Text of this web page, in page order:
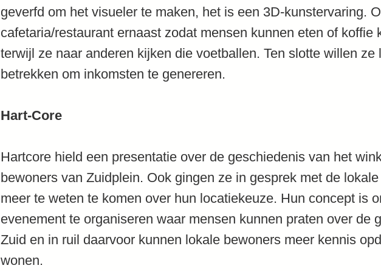
geverfd om het visueler te maken, het is een 3D-kunstervaring.
cafetaria/restaurant ernaast zodat mensen kunnen eten of koffie
terwijl ze naar anderen kijken die voetballen. Ten slotte willen ze
betrekken om inkomsten te genereren.
Hart-Core
Hartcore hield een presentatie over de geschiedenis van het
bewoners van Zuidplein. Ook gingen ze in gesprek met de
meer te weten te komen over hun locatiekeuze. Hun concept is
evenement te organiseren waar mensen kunnen praten over de
Zuid en in ruil daarvoor kunnen lokale bewoners meer kennis
wonen.